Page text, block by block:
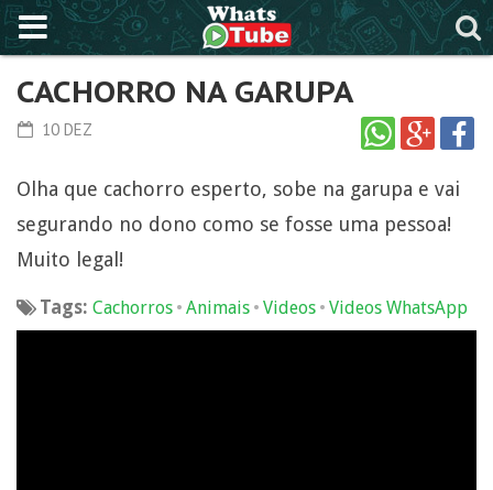
CACHORRO NA GARUPA
10 DEZ
Olha que cachorro esperto, sobe na garupa e vai
segurando no dono como se fosse uma pessoa!
Muito legal!
Tags: Cachorros • Animais • Videos • Videos WhatsApp